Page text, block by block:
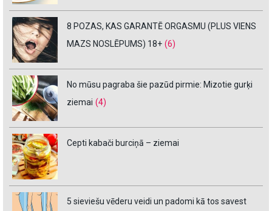
8 POZAS, KAS GARANTĒ ORGASMU (PLUS VIENS
MAZS NOSLĒPUMS) 18+ (6)
No mūsu pagraba šie pazūd pirmie: Mizotie gurķi
ziemai (4)
Cepti kabači burciņā – ziemai
5 sieviešu vēderu veidi un padomi kā tos savest